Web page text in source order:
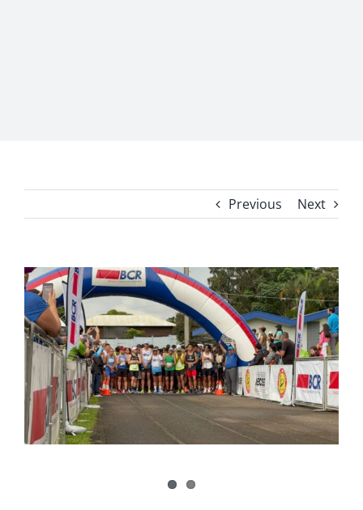
Previous Next
View
Larger
Image